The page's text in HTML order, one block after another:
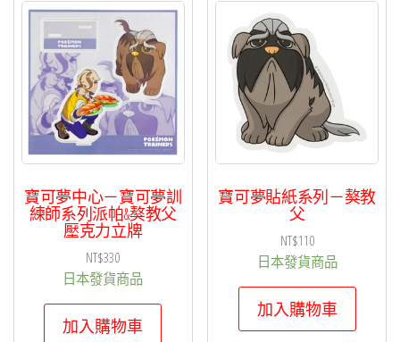
寶可夢中心－寶可夢訓
練師系列派帕&獒教父
壓克力立牌
NT$330
日本發貨商品
加入購物車
寶可夢貼紙系列－獒教
父
NT$110
日本發貨商品
加入購物車